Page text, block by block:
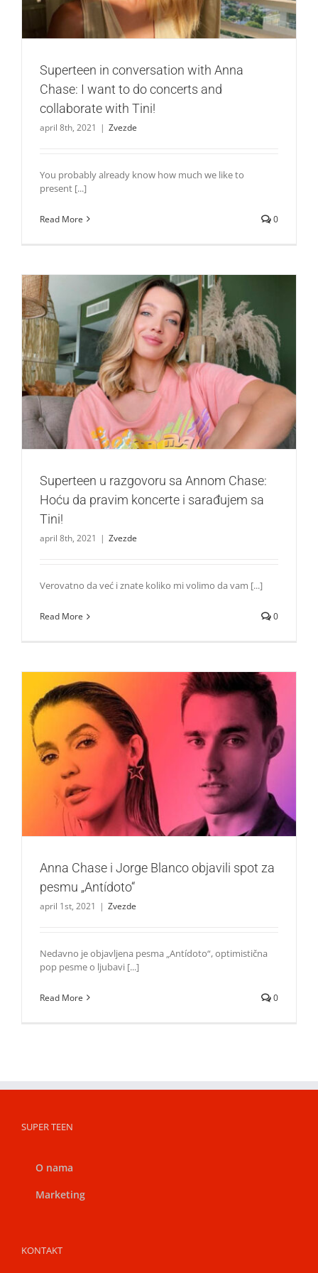
Superteen in conversation with Anna
Chase: I want to do concerts and
collaborate with Tini!
april 8th, 2021 | Zvezde
You probably already know how much we like to
present [...]
Read More 0
Superteen u razgovoru sa Annom Chase: Hoću da pravim
koncerte i sarađujem sa Tini!
Zvezde
Superteen u razgovoru sa Annom Chase:
Hoću da pravim koncerte i sarađujem sa
Tini!
april 8th, 2021 | Zvezde
Verovatno da već i znate koliko mi volimo da vam [...]
Read More 0
Anna Chase i Jorge Blanco objavili spot za pesmu
„Antídoto“
Zvezde
Anna Chase i Jorge Blanco objavili spot za
pesmu „Antídoto“
april 1st, 2021 | Zvezde
Nedavno je objavljena pesma „Antídoto“, optimistična
pop pesme o ljubavi [...]
Read More 0
SUPER TEEN
O nama
Marketing
KONTAKT